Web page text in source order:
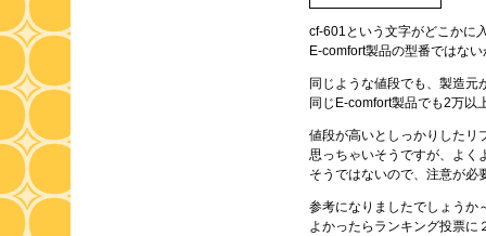
cf-601という文字がどこかに
E-comfort製品の型番ではな
同じような値段でも、製造元
同じE-comfort製品でも2万以
値段が高いとしっかりしたリ
思っちゃいそうですが、よく
そうではないので、注意が必
参考になりましたでしょうか
よかったらランキング投票に